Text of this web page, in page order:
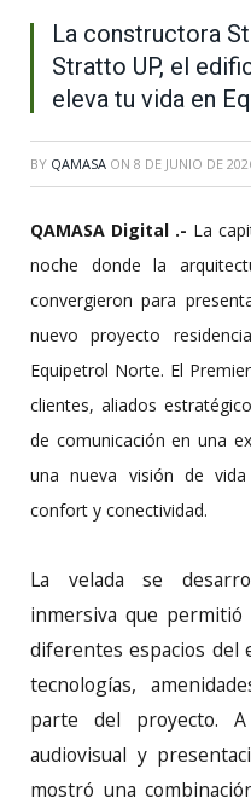
La constructora
Stratto UP, el
eleva tu vida en
BY QAMASA ON 8 DE JUNIO DE
QAMASA Digital .- La
noche donde la
convergieron para
nuevo proyecto
Equipetrol Norte. El
clientes, aliados
de comunicación en una
una nueva visión de
confort y conectividad.
La velada se
inmersiva que
diferentes espacios del
tecnologías,
parte del proyecto.
audiovisual y
mostró una